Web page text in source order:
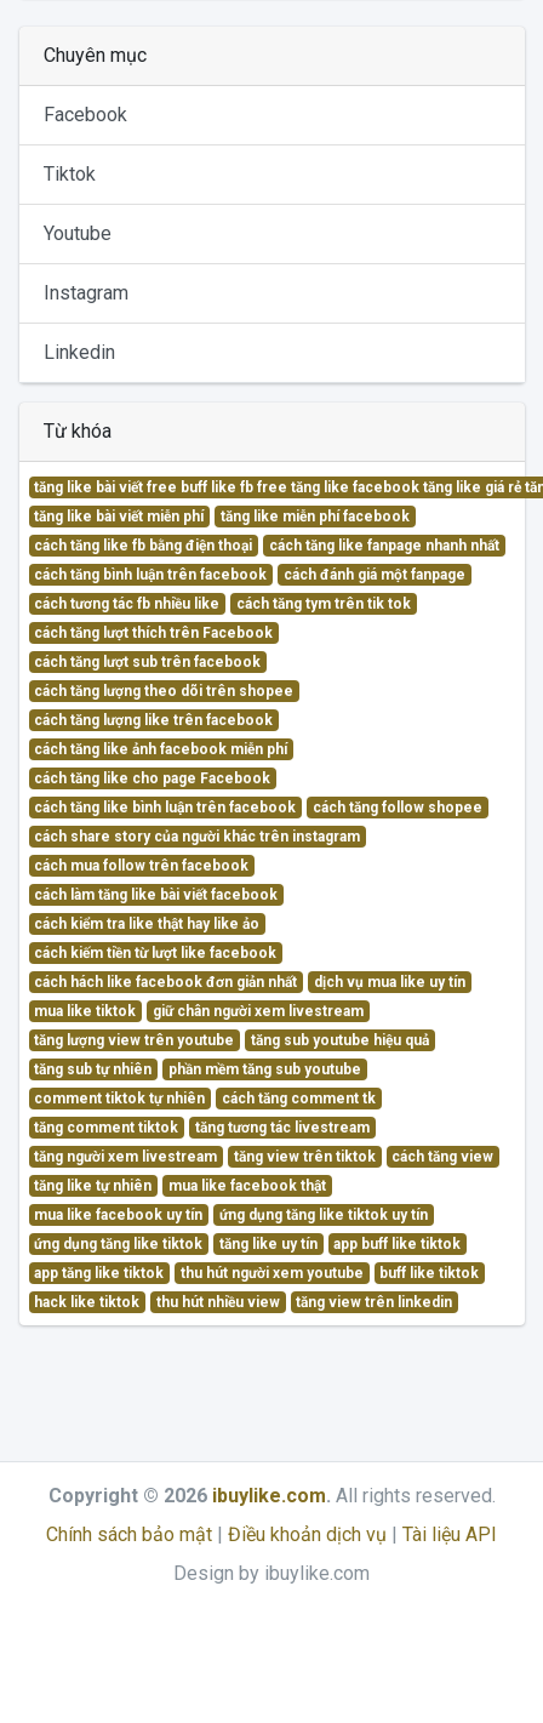
Chuyên mục
Facebook
Tiktok
Youtube
Instagram
Linkedin
Từ khóa
tăng like bài viết free buff like fb free tăng like facebook tăng like giá rẻ
tăng like bài viết miễn phí
tăng like miễn phí facebook
cách tăng like fb bằng điện thoại
cách tăng like fanpage nhanh nhất
cách tăng bình luận trên facebook
cách đánh giá một fanpage
cách tương tác fb nhiều like
cách tăng tym trên tik tok
cách tăng lượt thích trên Facebook
cách tăng lượt sub trên facebook
cách tăng lượng theo dõi trên shopee
cách tăng lượng like trên facebook
cách tăng like ảnh facebook miễn phí
cách tăng like cho page Facebook
cách tăng like bình luận trên facebook
cách tăng follow shopee
cách share story của người khác trên instagram
cách mua follow trên facebook
cách làm tăng like bài viết facebook
cách kiểm tra like thật hay like ảo
cách kiếm tiền từ lượt like facebook
cách hách like facebook đơn giản nhất
dịch vụ mua like uy tín
mua like tiktok
giữ chân người xem livestream
tăng lượng view trên youtube
tăng sub youtube hiệu quả
tăng sub tự nhiên
phần mềm tăng sub youtube
comment tiktok tự nhiên
cách tăng comment tk
tăng comment tiktok
tăng tương tác livestream
tăng người xem livestream
tăng view trên tiktok
cách tăng view
tăng like tự nhiên
mua like facebook thật
mua like facebook uy tín
ứng dụng tăng like tiktok uy tín
ứng dụng tăng like tiktok
tăng like uy tín
app buff like tiktok
app tăng like tiktok
thu hút người xem youtube
buff like tiktok
hack like tiktok
thu hút nhiều view tăng view trên linkedin
Copyright © 2026 ibuylike.com. All rights reserved.
Chính sách bảo mật | Điều khoản dịch vụ | Tài liệu API
Design by ibuylike.com